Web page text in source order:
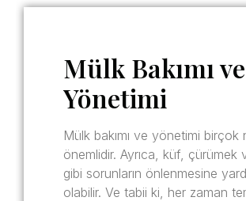
Mülk Bakımı ve
Yönetimi
Mülk bakımı ve yönetimi birçok
önemlidir. Ayrıca, küf, çürümek
gibi sorunların önlenmesine
olabilir. Ve tabii ki, her zaman